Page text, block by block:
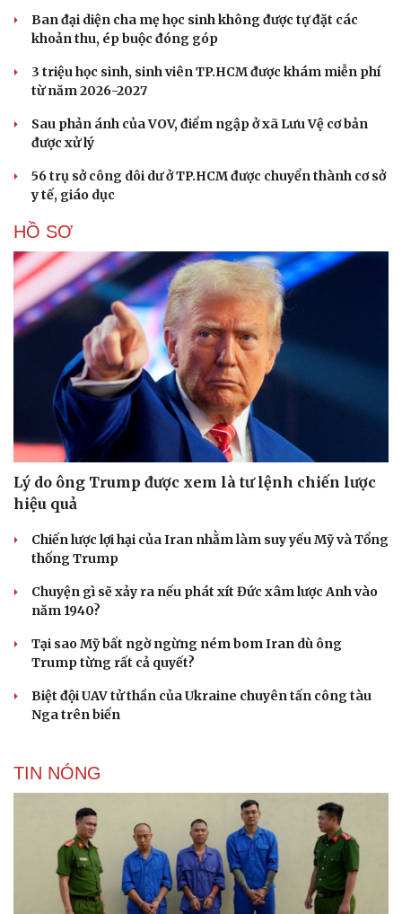
Du lịch
Săn Tour
check-in
Đọc truyện đêm khuya
Ban đại diện cha mẹ học sinh không được tự đặt các
khoản thu, ép buộc đóng góp
3 triệu học sinh, sinh viên TP.HCM được khám miễn phí
từ năm 2026-2027
Sau phản ánh của VOV, điểm ngập ở xã Lưu Vệ cơ bản
được xử lý
56 trụ sở công dôi dư ở TP.HCM được chuyển thành cơ sở
y tế, giáo dục
HỒ SƠ
Lý do ông Trump được xem là tư lệnh chiến lược
hiệu quả
Chiến lược lợi hại của Iran nhằm làm suy yếu Mỹ và Tổng
thống Trump
Chuyện gì sẽ xảy ra nếu phát xít Đức xâm lược Anh vào
năm 1940?
Tại sao Mỹ bất ngờ ngừng ném bom Iran dù ông
Trump từng rất cả quyết?
Biệt đội UAV tử thần của Ukraine chuyên tấn công tàu
Nga trên biển
TIN NÓNG